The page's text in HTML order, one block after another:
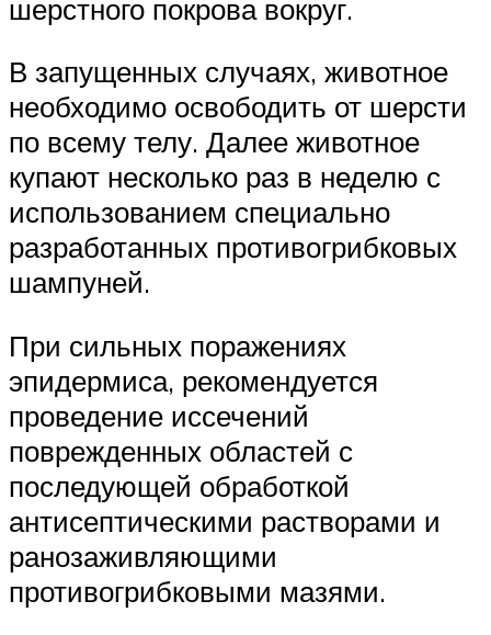
шерстного покрова вокруг.
В запущенных случаях, животное
необходимо освободить от шерсти
по всему телу. Далее животное
купают несколько раз в неделю с
использованием специально
разработанных противогрибковых
шампуней.
При сильных поражениях
эпидермиса, рекомендуется
проведение иссечений
поврежденных областей с
последующей обработкой
антисептическими растворами и
ранозаживляющими
противогрибковыми мазями.